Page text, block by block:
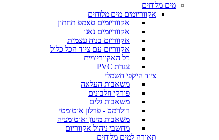
מים מלוחים
אקווריומים מים מלוחים
אקווריומים סאמפ תחתון
אקווריומים נאנו
אקווריום בניה עצמית
אקווריום עם ציוד הכל כלול
כל האקווריומים
צנרת PVC
ציוד היקפי חשמלי
משאבות העלאה
פורקי חלבונים
משאבות גלים
רולרמט - פרלון אוטומטי
משאבות מינון ואוטומציה
מחשבי ניהול אקווריום
תאורה למים מלוחים